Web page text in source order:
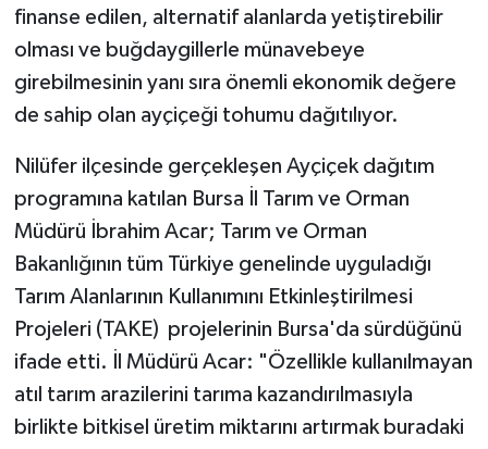
finanse edilen, alternatif alanlarda yetiştirebilir
olması ve buğdaygillerle münavebeye
girebilmesinin yanı sıra önemli ekonomik değere
de sahip olan ayçiçeği tohumu dağıtılıyor.
Nilüfer ilçesinde gerçekleşen Ayçiçek dağıtım
programına katılan Bursa İl Tarım ve Orman
Müdürü İbrahim Acar; Tarım ve Orman
Bakanlığının tüm Türkiye genelinde uyguladığı
Tarım Alanlarının Kullanımını Etkinleştirilmesi
Projeleri (TAKE) projelerinin Bursa'da sürdüğünü
ifade etti. İl Müdürü Acar: "Özellikle kullanılmayan
atıl tarım arazilerini tarıma kazandırılmasıyla
birlikte bitkisel üretim miktarını artırmak buradaki